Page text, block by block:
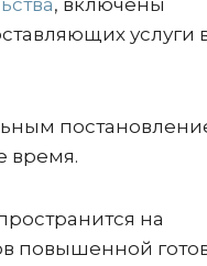
, включены
услуги
время.
на
повышенной